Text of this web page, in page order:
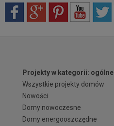
Projekty w kategorii: ogólne
Wszystkie projekty domów
Nowości
Domy nowoczesne
Domy energooszczędne